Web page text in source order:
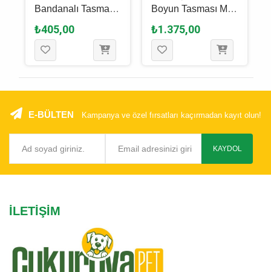
Bandanalı Tasma
25 - 40 Cm Kırmızı
₺405,00
Boyun Tasması M -
L Mavi - 30 Mm - 50
Cm
₺1.375,00
E-BÜLTEN Kampanya ve özel fırsatları kaçırmadan kayıt olun!
KAYDOL
İLETIŞIM